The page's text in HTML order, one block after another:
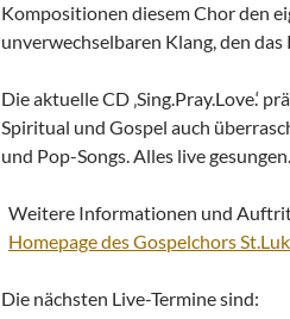
Kompositionen diesem Chor den
unverwechselbaren Klang, den
Die aktuelle CD ‚Sing.Pray.Love.‘
Spiritual und Gospel auch
und Pop-Songs. Alles live
Weitere Informationen und
Homepage des Gospelchors
Die nächsten Live-Termine sind: